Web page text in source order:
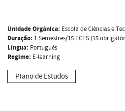
Unidade Orgânica: Escola de Ciências e
Duração: 1 Semestres/15 ECTS (15
Língua: Português
Regime: E-learning
Plano de Estudos